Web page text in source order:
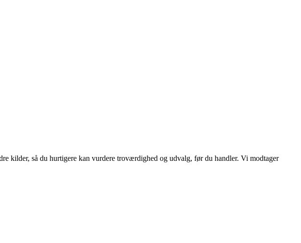
kilder, så du hurtigere kan vurdere troværdighed og udvalg, før du handler. Vi modtager